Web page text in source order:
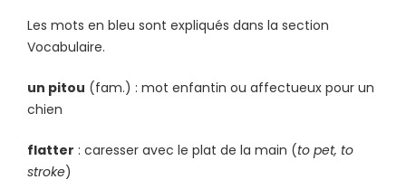
Les mots en bleu sont expliqués dans la section
Vocabulaire.
un pitou (fam.) : mot enfantin ou affectueux pour un
chien
flatter : caresser avec le plat de la main (to pet, to
stroke)